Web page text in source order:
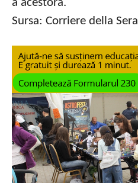
a acestora.
Sursa: Corriere della Sera